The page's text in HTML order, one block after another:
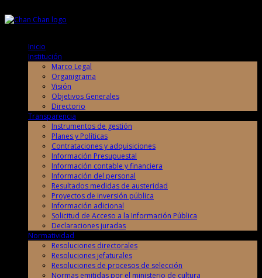
Inicio
Institución
Marco Legal
Organigrama
Visión
Objetivos Generales
Directorio
Transparencia
Instrumentos de gestión
Planes y Políticas
Contrataciones y adquisiciones
Información Presupuestal
Información contable y financiera
Información del personal
Resultados medidas de austeridad
Proyectos de inversión pública
Información adicional
Solicitud de Acceso a la Información Pública
Declaraciones juradas
Normatividad
Resoluciones directorales
Resoluciones jefaturales
Resoluciones de procesos de selección
Normas emitidas por el ministerio de cultura